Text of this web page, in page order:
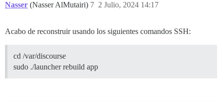
Nasser (Nasser AlMutairi) 2 Julio, 2024 14:17
7
Acabo de reconstruir usando los siguientes comandos SSH:
cd /var/discourse
sudo ./launcher rebuild app